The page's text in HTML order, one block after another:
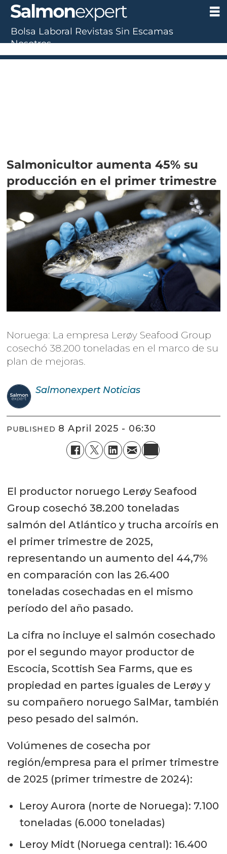
Salmonicultor aumenta 45% su
producción en el primer trimestre
Noruega: La empresa Lerøy Seafood Group
cosechó 38.200 toneladas en el marco de su
plan de mejoras.
Salmonexpert Noticias
PUBLISHED 8 April 2025 - 06:30
El productor noruego Lerøy Seafood
Group cosechó 38.200 toneladas
salmón del Atlántico y trucha arcoíris en
el primer trimestre de 2025,
representando un aumento del 44,7%
en comparación con las 26.400
toneladas cosechadas en el mismo
período del año pasado.
La cifra no incluye el salmón cosechado
por el segundo mayor productor de
Escocia, Scottish Sea Farms, que es
propiedad en partes iguales de Lerøy y
su compañero noruego SalMar, también
peso pesado del salmón.
Volúmenes de cosecha por
región/empresa para el primer trimestre
de 2025 (primer trimestre de 2024):
Leroy Aurora (norte de Noruega): 7.100
toneladas (6.000 toneladas)
Leroy Midt (Noruega central): 16.400
Bolsa Laboral Revistas Sin Escamas
Nosotros